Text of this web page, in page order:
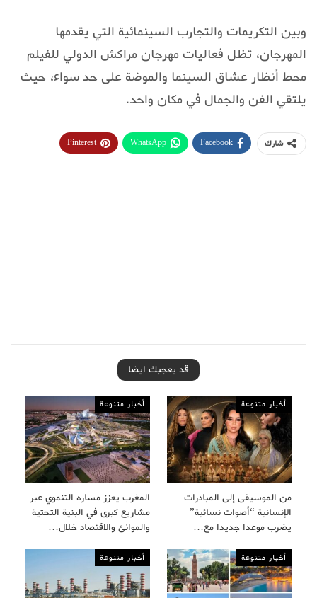
وبين التكريمات والتجارب السينمائية التي يقدمها
المهرجان، تظل فعاليات مهرجان مراكش الدولي للفيلم
محط أنظار عشاق السينما والموضة على حد سواء، حيث
يلتقي الفن والجمال في مكان واحد.
شارك Facebook
WhatsApp
Pinterest
قد يعجبك ايضا
أخبار متنوعة
من الموسيقى إلى المبادرات
الإنسانية “أصوات نسائية”
يضرب موعدا جديدا مع…
أخبار متنوعة
المغرب يعزز مساره التنموي عبر
مشاريع كبرى في البنية التحتية
والموانئ والاقتصاد خلال…
أخبار متنوعة أخبار متنوعة